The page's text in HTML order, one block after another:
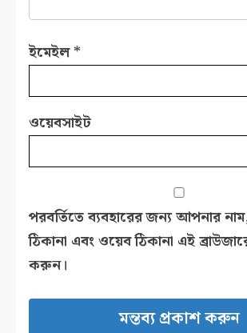
ইমেইল*
ওয়েবসাইট
পরবর্তিতে ব্যবহারের জন্য আপনার
ঠিকানা এবং ওয়েব ঠিকানা এই
করুন।